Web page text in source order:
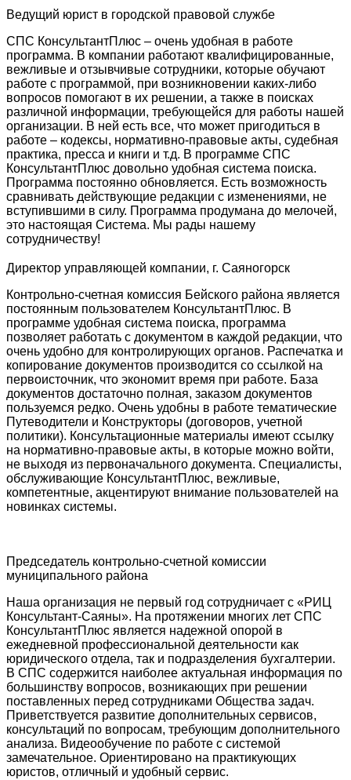
Ведущий юрист в городской правовой службе
СПС КонсультантПлюс – очень удобная в работе
программа. В компании работают квалифицированные,
вежливые и отзывчивые сотрудники, которые обучают
работе с программой, при возникновении каких-либо
вопросов помогают в их решении, а также в поисках
различной информации, требующейся для работы нашей
организации. В ней есть все, что может пригодиться в
работе – кодексы, нормативно-правовые акты, судебная
практика, пресса и книги и т.д. В программе СПС
КонсультантПлюс довольно удобная система поиска.
Программа постоянно обновляется. Есть возможность
сравнивать действующие редакции с изменениями, не
вступившими в силу. Программа продумана до мелочей,
это настоящая Система. Мы рады нашему
сотрудничеству!
Директор управляющей компании, г. Саяногорск
Контрольно-счетная комиссия Бейского района является
постоянным пользователем КонсультантПлюс. В
программе удобная система поиска, программа
позволяет работать с документом в каждой редакции, что
очень удобно для контролирующих органов. Распечатка и
копирование документов производится со ссылкой на
первоисточник, что экономит время при работе. База
документов достаточно полная, заказом документов
пользуемся редко. Очень удобны в работе тематические
Путеводители и Конструкторы (договоров, учетной
политики). Консультационные материалы имеют ссылку
на нормативно-правовые акты, в которые можно войти,
не выходя из первоначального документа. Специалисты,
обслуживающие КонсультантПлюс, вежливые,
компетентные, акцентируют внимание пользователей на
новинках системы.
Председатель контрольно-счетной комиссии
муниципального района
Наша организация не первый год сотрудничает с «РИЦ
Консультант-Саяны». На протяжении многих лет СПС
КонсультантПлюс является надежной опорой в
ежедневной профессиональной деятельности как
юридического отдела, так и подразделения бухгалтерии.
В СПС содержится наиболее актуальная информация по
большинству вопросов, возникающих при решении
поставленных перед сотрудниками Общества задач.
Приветствуется развитие дополнительных сервисов,
консультаций по вопросам, требующим дополнительного
анализа. Видеообучение по работе с системой
замечательное. Ориентировано на практикующих
юристов, отличный и удобный сервис.